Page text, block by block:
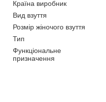
Країна виробник
Вид взуття
Розмір жіночого взуття
Тип
Функціональне
призначення